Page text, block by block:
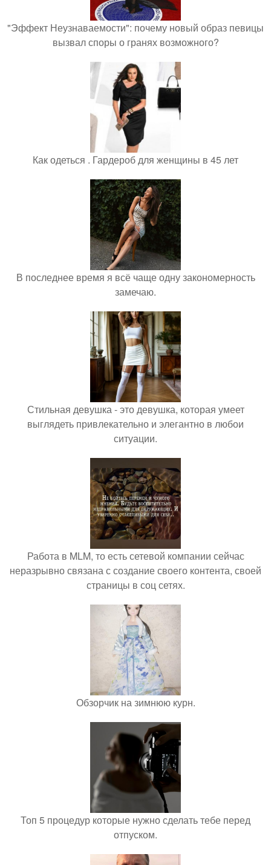
"Эффект Неузнаваемости": почему новый образ певицы
вызвал споры о гранях возможного?
Как одеться . Гардероб для женщины в 45 лет
В последнее время я всё чаще одну закономерность
замечаю.
Стильная девушка - это девушка, которая умеет
выглядеть привлекательно и элегантно в любои
ситуации.
Работа в MLM, то есть сетевой компании сейчас
неразрывно связана с создание своего контента, своей
страницы в соц сетях.
Обзорчик на зимнюю курн.
Топ 5 процедур которые нужно сделать тебе перед
отпуском.